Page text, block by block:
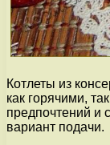
Котлеты из
как горячими,
предпочтений и
вариант подачи.